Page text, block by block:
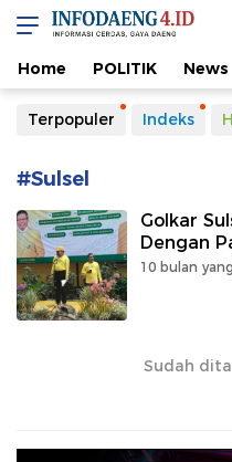
Home POLITIK News
Terpopuler Indeks
#Sulsel
Golkar
Dengan
10 bulan
Sudah